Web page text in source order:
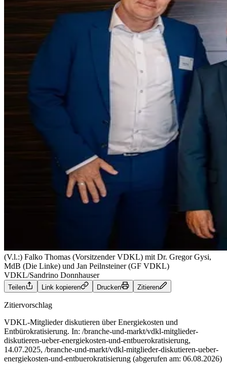
(V.l.:) Falko Thomas (Vorsitzender VDKL) mit Dr. Gregor Gysi,
MdB (Die Linke) und Jan Peilnsteiner (GF VDKL)
VDKL/Sandrino Donnhauser
Teilen Link kopieren Drucken Zitieren
Zitiervorschlag
VDKL-Mitglieder diskutieren über Energiekosten und
Entbürokratisierung. In: /branche-und-markt/vdkl-mitglieder-
diskutieren-ueber-energiekosten-und-entbuerokratisierung,
14.07.2025, /branche-und-markt/vdkl-mitglieder-diskutieren-ueber-
energiekosten-und-entbuerokratisierung (abgerufen am: 06.08.2026)